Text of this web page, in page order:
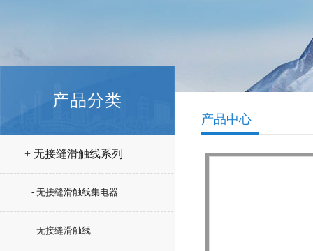
产品分类
+ 无接缝滑触线系列
- 无接缝滑触线集电器
- 无接缝滑触线
产品中心